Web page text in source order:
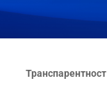
Транспарентност